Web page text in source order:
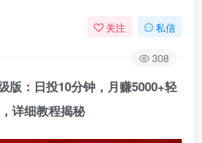
关注 私信
308
版：日投10分钟，月赚5000+轻
详细教程揭秘